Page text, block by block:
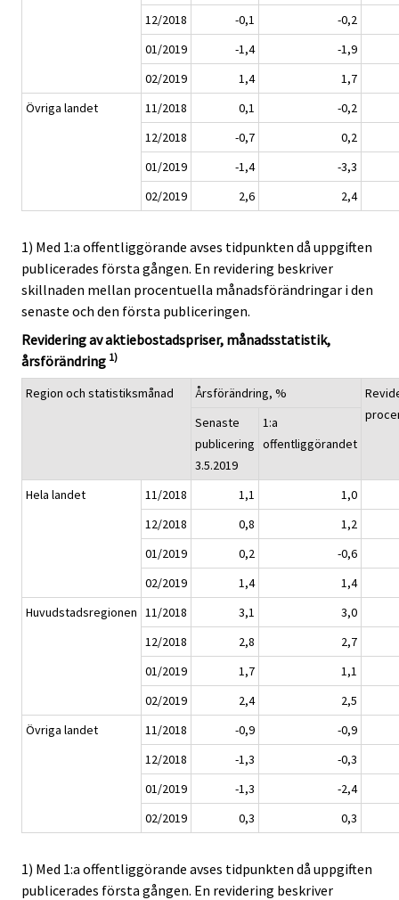
12/2018
-0,1
-0,2
01/2019
-1,4
-1,9
02/2019
1,4
1,7
Övriga landet
11/2018 0,1
-0,2
12/2018
-0,7
0,2
01/2019
-1,4
-3,3
02/2019
2,6 2,4
1) Med 1:a offentliggörande avses tidpunkten då uppgiften
publicerades första gången. En revidering beskriver
skillnaden mellan procentuella månadsförändringar i den
senaste och den första publiceringen.
Revidering av aktiebostadspriser, månadsstatistik,
årsförändring 1)
Region och statistiksmånad Årsförändring, %
Senaste
publicering
3.5.2019
1:a
offentliggörandet
Hela landet 11/2018 1,1
1,0
12/2018
0,8
1,2
01/2019
0,2
-0,6
02/2019
1,4
1,4
Huvudstadsregionen 11/2018 3,1
3,0
12/2018
2,8
2,7
01/2019
1,7
1,1
02/2019
2,4
2,5
Övriga landet
11/2018 -0,9
-0,9
12/2018
-1,3
-0,3
01/2019
-1,3
-2,4
02/2019
0,3 0,3
1) Med 1:a offentliggörande avses tidpunkten då uppgiften
publicerades första gången. En revidering beskriver